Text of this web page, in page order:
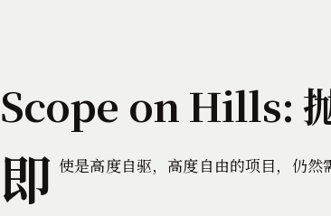
Scope on Hills:
即 使是高度自驱，高度自由的项目，仍然